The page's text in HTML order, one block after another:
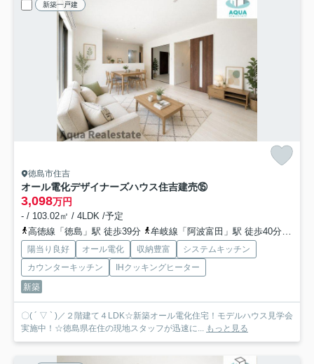
新築一戸建
徳島市住吉
オール電化デザイナーズハウス住吉建売⑮
3,098万円
- / 103.02㎡ / 4LDK /予定
高徳線「徳島」駅 徒歩39分
牟岐線「阿波富田」駅 徒歩40分
陽当り良好 オール電化 収納豊富
システムキッチン
カウンターキッチン
IHクッキングヒーター
新築
〇( ´ ▽ ` )／２階建て４LDK☆新築オール電化住宅！モデルハウス見学会
実施中！☆徳島県在住の現地スタッフが迅速に... もっと見る